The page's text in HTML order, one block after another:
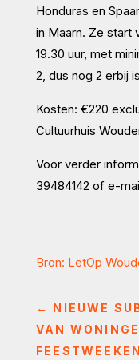
Honduras en
in Maarn. Ze start
19.30 uur, met
2, dus nog 2 erbij
Kosten: €220
Cultuurhuis
Voor verder
39484142 of e-
Bron: LetOp
← NIEUWE
VAN